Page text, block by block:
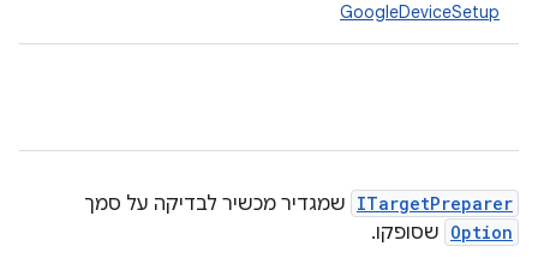
GoogleDeviceSetup
ITargetPreparer שמגדיר מכשיר לבדיקה על סמך
Option שסופקו.